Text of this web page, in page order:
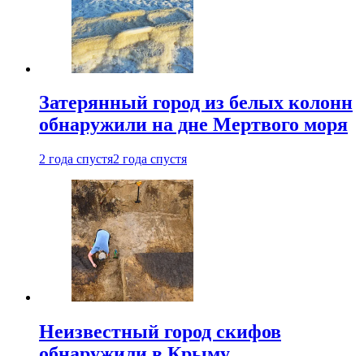
Затерянный город из белых колонн
обнаружили на дне Мертвого моря
2 года спустя2 года спустя
Неизвестный город скифов